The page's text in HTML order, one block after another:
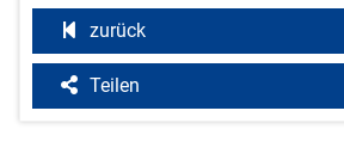
zurück
Teilen